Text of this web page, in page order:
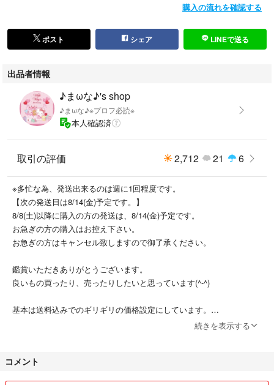
購入の流れを確認する
ポスト シェア LINEで送る
出品者情報
♪まωな♪'s shop
♪まωな♪※プロフ必読※
本人確認済
取引の評価 2,712 21 6
※多忙な為、発送出来るのは週に1回程度です。
【次の発送日は8/14(金)予定です。】
8/8(土)以降に購入の方の発送は、8/14(金)予定です。
お急ぎの方の購入はお控え下さい。
お急ぎの方はキャンセル致しますので御了承ください。
鑑賞いただきありがとうございます。
良いもの買ったり、売ったりしたいと思っています(^-^)
基本は送料込みでのギリギリの価格設定にしています。
お値引きは、2点以上まとめ買いしていただいた方が基本です。
まとめ売りの物は、バラ売り可能な物もありますので、御相談くださ
続きを表示する
コメント